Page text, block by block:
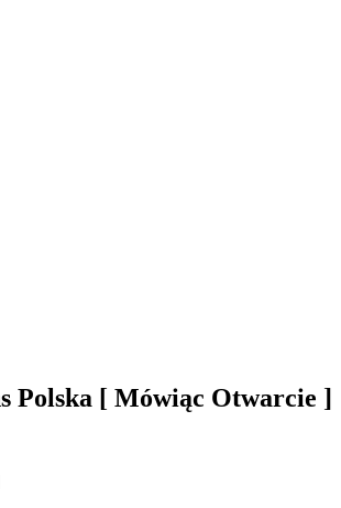
Polska [ Mówiąc Otwarcie ]